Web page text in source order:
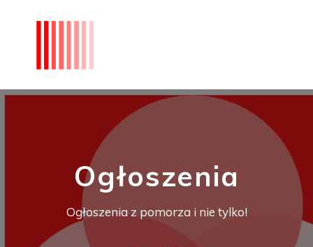
Ogłoszenia
Ogłoszenia z pomorza i nie tylko!